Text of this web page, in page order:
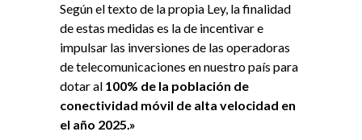
Según el texto de la propia Ley, la finalidad
de estas medidas es la de incentivar e
impulsar las inversiones de las operadoras
de telecomunicaciones en nuestro país para
dotar al 100% de la población de
conectividad móvil de alta velocidad en
el año 2025.»